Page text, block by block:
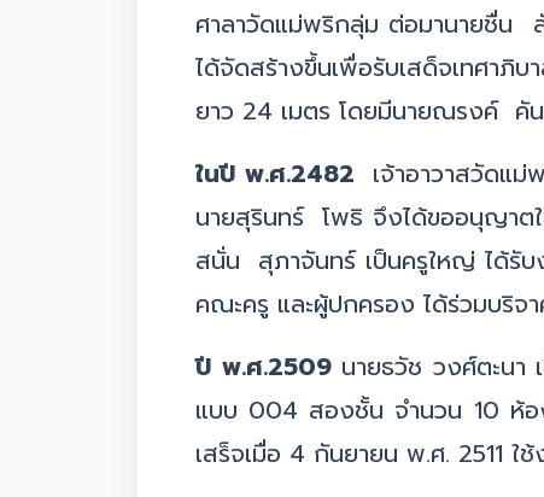
ศาลาวัดแม่พริกลุ่ม ต่อมานายชื่น สั
ได้จัดสร้างขึ้นเพื่อรับเสด็จเทศาภิ
ยาว 24 เมตร โดยมีนายณรงค์ คั
ในปี พ.ศ.2482 เจ้าอาวาสวัดแ
นายสุรินทร์ โพธิ จึงได้ขออนุญาตใ
สนั่น สุภาจันทร์ เป็นครูใหญ่ ได้รับ
คณะครู และผู้ปกครอง ได้ร่วมบริจ
ปี พ.ศ.2509นายธวัช วงศ์ตะนา
แบบ 004 สองชั้น จำนวน 10 ห้อ
เสร็จเมื่อ 4 กันยายน พ.ศ. 2511